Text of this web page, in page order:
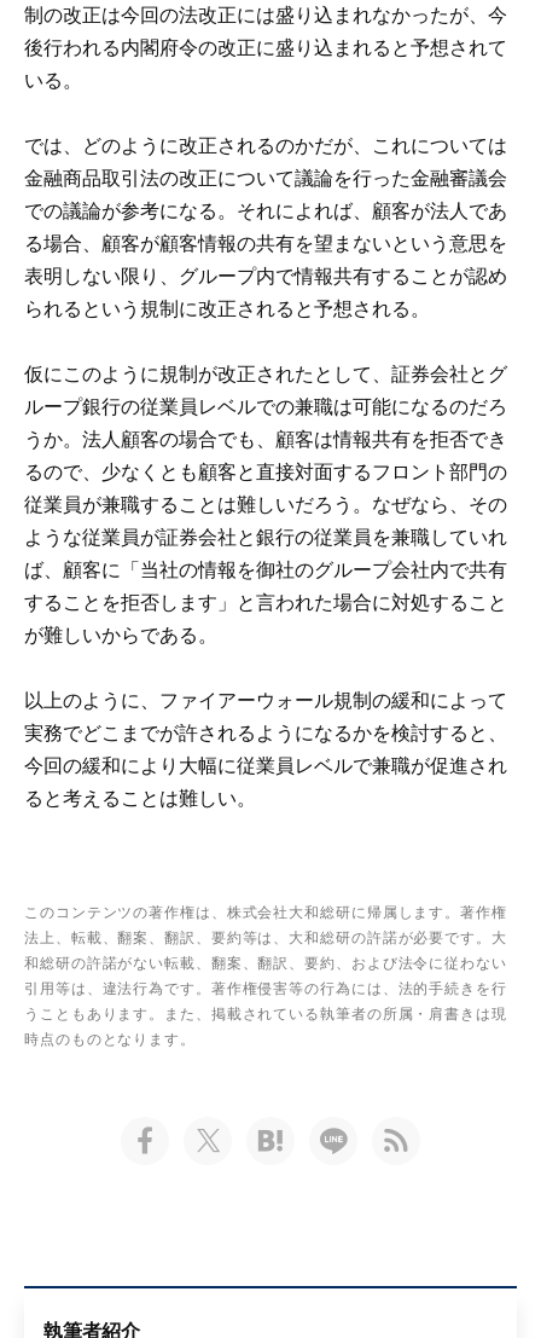
制の改正は今回の法改正には盛り込まれなかったが、今
後行われる内閣府令の改正に盛り込まれると予想されて
いる。
では、どのように改正されるのかだが、これについては
金融商品取引法の改正について議論を行った金融審議会
での議論が参考になる。それによれば、顧客が法人であ
る場合、顧客が顧客情報の共有を望まないという意思を
表明しない限り、グループ内で情報共有することが認め
られるという規制に改正されると予想される。
仮にこのように規制が改正されたとして、証券会社とグ
ループ銀行の従業員レベルでの兼職は可能になるのだろ
うか。法人顧客の場合でも、顧客は情報共有を拒否でき
るので、少なくとも顧客と直接対面するフロント部門の
従業員が兼職することは難しいだろう。なぜなら、その
ような従業員が証券会社と銀行の従業員を兼職していれ
ば、顧客に「当社の情報を御社のグループ会社内で共有
することを拒否します」と言われた場合に対処すること
が難しいからである。
以上のように、ファイアーウォール規制の緩和によって
実務でどこまでが許されるようになるかを検討すると、
今回の緩和により大幅に従業員レベルで兼職が促進され
ると考えることは難しい。
このコンテンツの著作権は、株式会社大和総研に帰属します。著作権
法上、転載、翻案、翻訳、要約等は、大和総研の許諾が必要です。大
和総研の許諾がない転載、翻案、翻訳、要約、および法令に従わない
引用等は、違法行為です。著作権侵害等の行為には、法的手続きを行
うこともあります。また、掲載されている執筆者の所属・肩書きは現
時点のものとなります。
執筆者紹介